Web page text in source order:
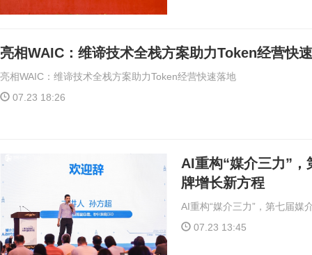
亮相WAIC：维谛技术全栈方案助力Token经营快
亮相WAIC：维谛技术全栈方案助力Token经营快速落地
07.23 18:26
AI重构“媒介三力”
牌增长新方程
AI重构“媒介三力”，第七届媒
07.23 13:45